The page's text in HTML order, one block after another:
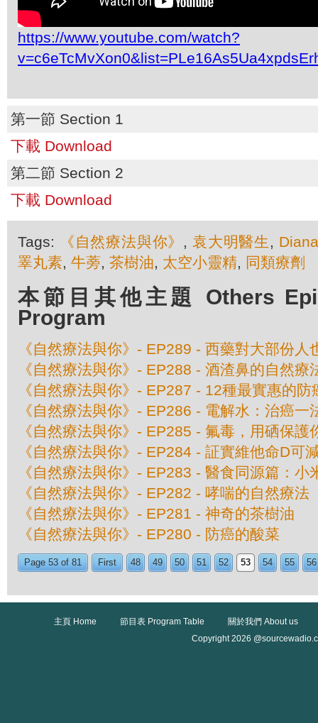
https://www.youtube.com/watch?
第一節 Section 1
下載 Download
第二節 Section 2
下載 Download
Tags: 《自然療法與你》 , 袁大明醫生 , Diana
睪丸素, 牛蒡, 茶樹油, 太空小靈精, 同類療劑
本節目其他主題 Others
Program
《自然療法與你》- EP289 - 西藥對大部份人
《自然療法與你》- EP288 - 酒渣鼻的自然療
《自然療法與你》- EP287 - 12種最實惠的防
《自然療法與你》- EP286 - 電解水：治癌一
《自然療法與你》- EP285 - 氟毒，用硒保護
《自然療法與你》- EP284 - 証實維他命D可
《自然療法與你》- EP283 - 醫食同源篇：小
《自然療法與你》- EP282 - 哮喘的自然療法
《自然療法與你》- EP281 - 神奇的茶樹油
《自然療法與你》- EP280 - 防癌的酸菜
Page 53 of 81 First 48 49 50 51 52 53 54 55 56
主頁 Home 節目表 Program Table
關於我們 About us
Copyright 2026